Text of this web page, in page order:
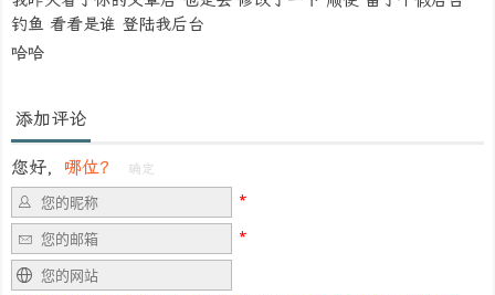
钓鱼 看看是谁 登陆我后台
哈哈
添加评论
您好， 哪位？ 确定